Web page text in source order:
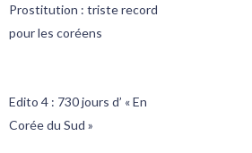
Prostitution : triste record
pour les coréens
Edito 4 : 730 jours d’ « En
Corée du Sud »